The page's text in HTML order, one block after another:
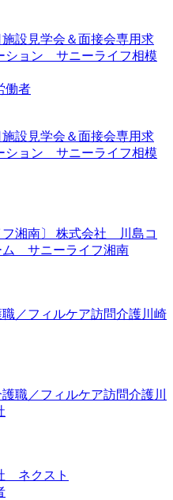
設見学会＆面接会専用求
ション サニーライフ相模
働者
設見学会＆面接会専用求
ション サニーライフ相模
フ湘南〕 株式会社 川島コ
サニーライフ湘南
／フィルケア訪問介護川崎
職／フィルケア訪問介護川
ネクスト